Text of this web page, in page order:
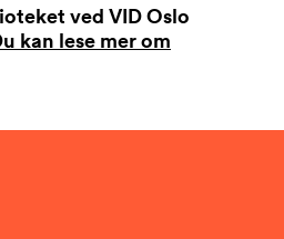
ved VID Oslo
kan lese mer om